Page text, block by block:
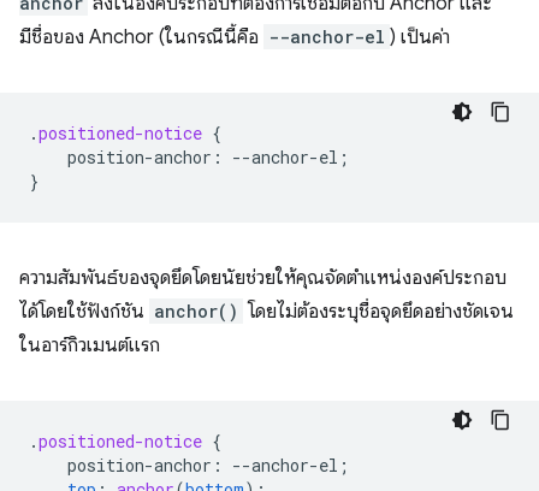
มีชื่อของ Anchor (ในกรณีนี้คือ --anchor-el ) เป็นค่า
.positioned-notice {
position-anchor : --anchor-el ;
}
ความสัมพันธ์ของจุดยึดโดยนัยช่วยให้คุณจัดตำแหน่งองค์ประกอบ
ได้โดยใช้ฟังก์ชัน anchor() โดยไม่ต้องระบุชื่อจุดยึดอย่างชัดเจน
ในอาร์กิวเมนต์แรก
.positioned-notice {
position-anchor : --anchor-el ;